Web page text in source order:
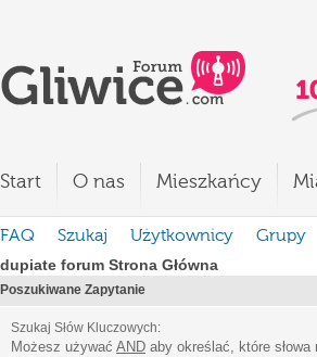
Start O nas Mieszkańcy
FAQ Szukaj Użytkownicy Grupy
dupiate forum Strona Główna
Poszukiwane Zapytanie
Szukaj Słów Kluczowych:
Możesz używać AND aby określać, które